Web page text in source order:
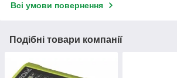
Всі умови повернення
Подібні товари компанії